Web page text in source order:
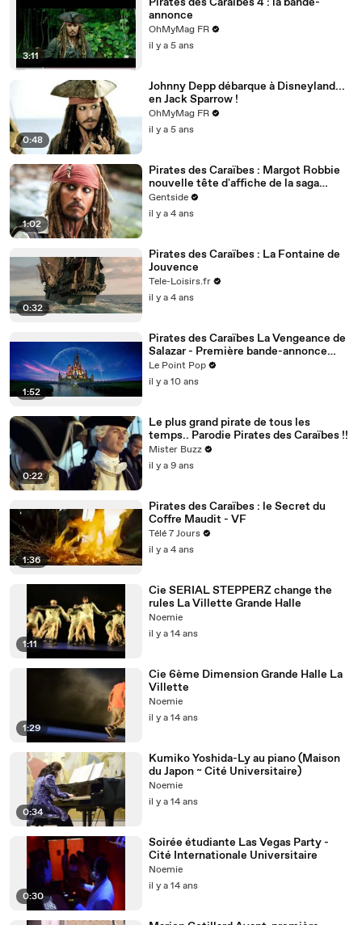
3:11
annonce
OhMyMag FR
il y a 5 ans
0:48
Johnny Depp débarque à Disneyland...
en Jack Sparrow !
OhMyMag FR
il y a 5 ans
1:02
Pirates des Caraïbes : Margot Robbie
nouvelle tête d'affiche de la saga
Disney
Gentside
il y a 4 ans
0:32
Pirates des Caraïbes : La Fontaine de
Jouvence
Tele-Loisirs.fr
il y a 4 ans
1:52
Pirates des Caraïbes La Vengeance de
Salazar - Première bande-annonce
VOST HD
Le Point Pop
il y a 10 ans
0:22
Le plus grand pirate de tous les
temps.. Parodie Pirates des Caraïbes !!
Mister Buzz
il y a 9 ans
1:36
Pirates des Caraïbes : le Secret du
Coffre Maudit - VF
Télé 7 Jours
il y a 4 ans
1:11
Cie SERIAL STEPPERZ change the
rules La Villette Grande Halle
Noemie
il y a 14 ans
1:29
Cie 6ème Dimension Grande Halle La
Villette
Noemie
il y a 14 ans
0:34
Kumiko Yoshida-Ly au piano (Maison
du Japon ~ Cité Universitaire)
Noemie
il y a 14 ans
0:30
Soirée étudiante Las Vegas Party -
Cité Internationale Universitaire
Noemie
il y a 14 ans